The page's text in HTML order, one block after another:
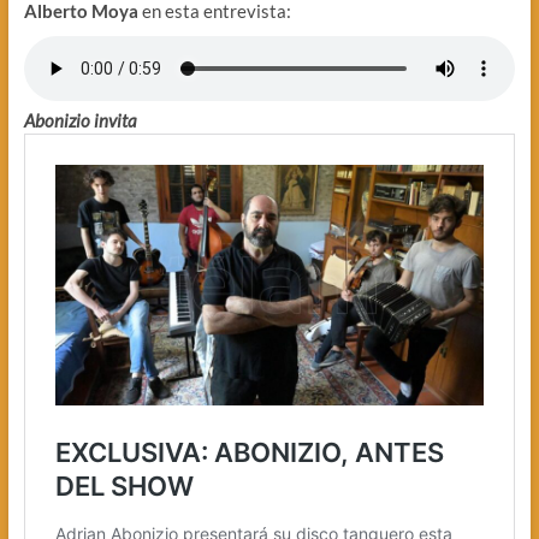
Alberto Moya en esta entrevista:
Abonizio invita